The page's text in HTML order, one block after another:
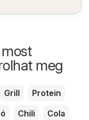
meg
Grill
Protein
Chili
Cola